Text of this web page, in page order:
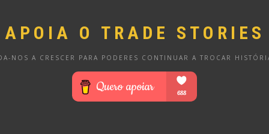
APOIA O TRADE STORIES
NOS A CRESCER PARA PODERES CONTINUAR A TROCAR